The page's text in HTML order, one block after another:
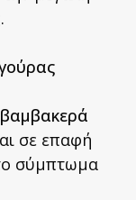
σε επαφή
σύμπτωμα